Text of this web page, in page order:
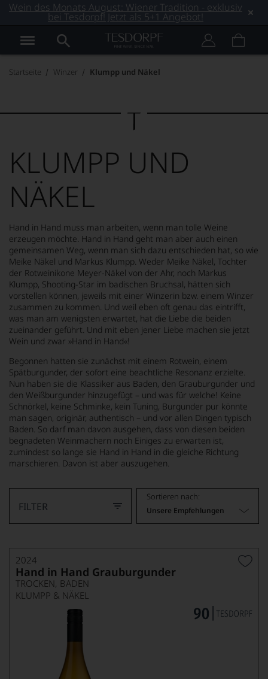
Wein des Monats August: Wiener Tradition - exklusiv
bei Tesdorpf! Jetzt als 5+1 Angebot!
Startseite Winzer Klumpp und Näkel
KLUMPP UND
NÄKEL
Hand in Hand muss man arbeiten, wenn man tolle Weine
erzeugen möchte. Hand in Hand geht man aber auch einen
gemeinsamen Weg, wenn man sich dazu entschieden hat, so wie
Meike Näkel und Markus Klumpp. Weder Meike Näkel, Tochter
der Rotweinikone Meyer-Näkel von der Ahr, noch Markus
Klumpp, Shooting-Star im badischen Bruchsal, hätten sich
vorstellen können, jeweils mit einer Winzerin bzw. einem Winzer
zusammen zu kommen. Und weil eben oft genau das eintrifft,
was man am wenigsten erwartet, hat die Liebe die beiden
zueinander geführt. Und mit eben jener Liebe machen sie jetzt
Wein und zwar »Hand in Hand«!
Begonnen hatten sie zunächst mit einem Rotwein, einem
Spätburgunder, der sofort eine beachtliche Resonanz erzielte.
Nun haben sie die Klassiker aus Baden, den Grauburgunder und
den Weißburgunder hinzugefügt – und was für welche! Keine
Schnörkel, keine Schminke, kein Tuning, Burgunder pur könnte
man sagen, originär, authentisch – und vor allen Dingen typisch
Baden. So darf man davon ausgehen, dass von diesen beiden
begnadeten Weinmachern noch Einiges zu erwarten ist,
zumindest so lange sie Hand in Hand in die gleiche Richtung
marschieren. Davon ist aber auszugehen.
FILTER
Sortieren nach:
Unsere Empfehlungen
2024
Hand in Hand Grauburgunder
TROCKEN, BADEN
KLUMPP & NÄKEL